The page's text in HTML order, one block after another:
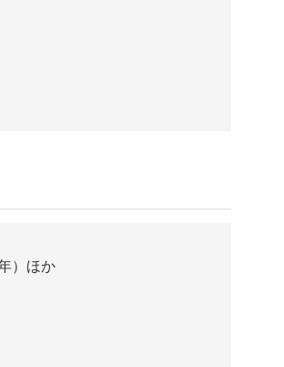
）ほか